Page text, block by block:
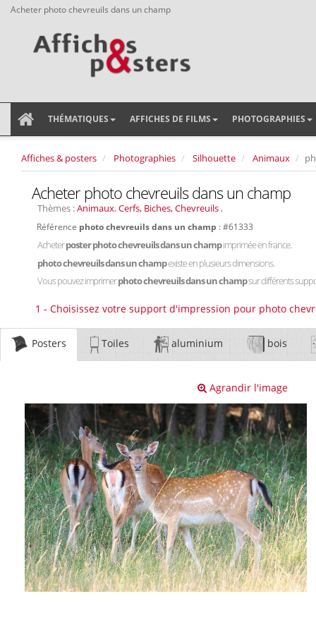
Acheter photo chevreuils dans un champ
THÉMATIQUES AFFICHES DE FILMS PHOTOGRAPHIES
Affiches & posters Photographies Silhouette Animaux
Acheter photo chevreuils dans un champ
Thèmes :Animaux, Cerfs, Biches, Chevreuils,
Référence photo chevreuils dans un champ : #61333
Acheterposter photo chevreuils dans un champimprimée en france.
photo chevreuils dans un champexiste en plusieurs dimensions.
Vous pouvez imprimerphoto chevreuils dans un champsur différents
1 - Choisissez votre support d'impression pour photo
Posters Toiles aluminium bois
Agrandir l'image